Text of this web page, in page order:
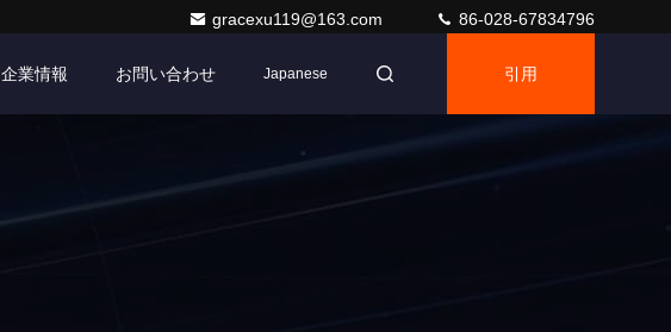
gracexu119@163.com 86-028-67834796
企業情報 お問い合わせ Japanese 引用